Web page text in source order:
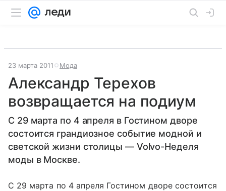
23 марта 2011 Мода
Александр Терехов
возвращается на подиум
С 29 марта по 4 апреля в Гостином дворе
состоится грандиозное событие модной и
светской жизни столицы — Volvo-Неделя
моды в Москве.
С 29 марта по 4 апреля Гостином дворе состоится